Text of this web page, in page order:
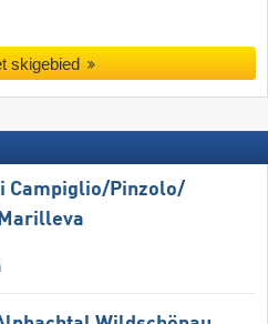
skigebied
Campiglio/​Pinzolo/​